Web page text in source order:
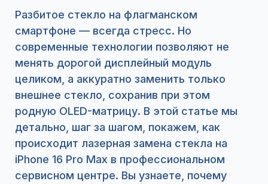
Разбитое стекло на флагманском
смартфоне — всегда стресс. Но
современные технологии позволяют не
менять дорогой дисплейный модуль
целиком, а аккуратно заменить только
внешнее стекло, сохранив при этом
родную OLED-матрицу. В этой статье мы
детально, шаг за шагом, покажем, как
происходит лазерная замена стекла на
iPhone 16 Pro Max в профессиональном
сервисном центре. Вы узнаете, почему